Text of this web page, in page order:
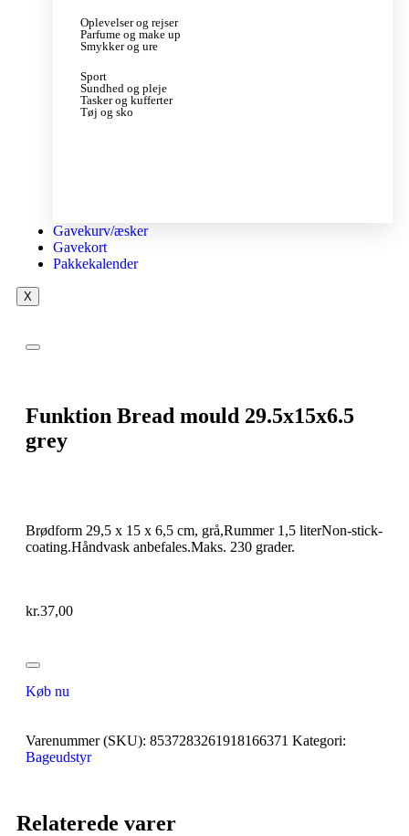
Oplevelser og rejser
Parfume og make up
Smykker og ure
Sport
Sundhed og pleje
Tasker og kufferter
Tøj og sko
Gavekurv/æsker
Gavekort
Pakkekalender
X
Funktion Bread mould 29.5x15x6.5
grey
Brødform 29,5 x 15 x 6,5 cm, grå,Rummer 1,5 literNon-stick-
coating.Håndvask anbefales.Maks. 230 grader.
kr.37,00
Køb nu
Varenummer (SKU): 8537283261918166371 Kategori:
Bageudstyr
Relaterede varer